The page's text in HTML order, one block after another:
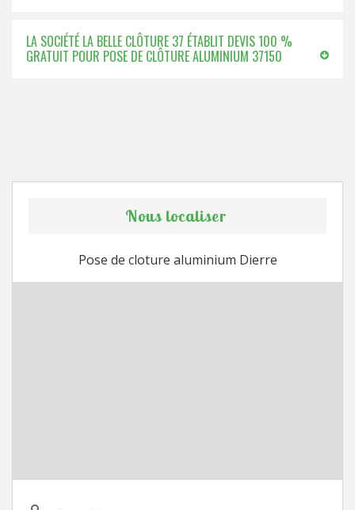
LA SOCIÉTÉ LA BELLE CLÔTURE 37 ÉTABLIT DEVIS 100 %
GRATUIT POUR POSE DE CLÔTURE ALUMINIUM 37150
Nous localiser
Pose de cloture aluminium Dierre